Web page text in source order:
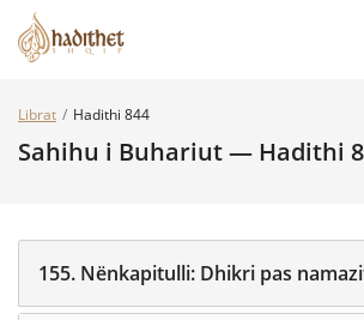
Librat Hadithi 844
Sahihu i Buhariut — Hadithi
155. Nënkapitulli: Dhikri pas